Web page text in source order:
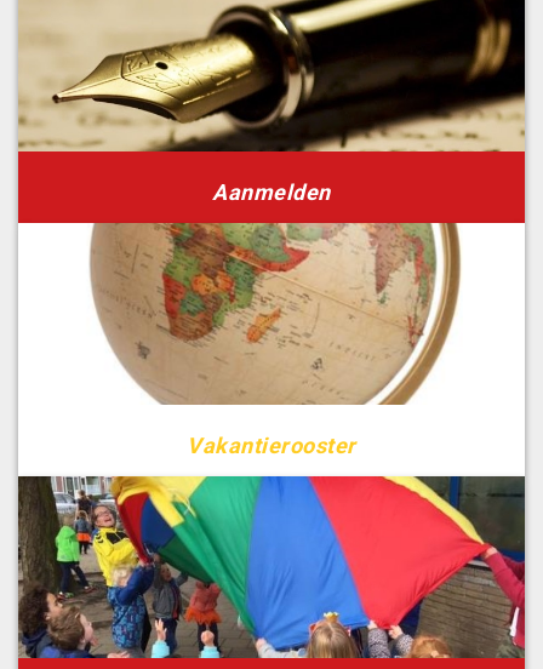
Aanmelden
Vakantierooster